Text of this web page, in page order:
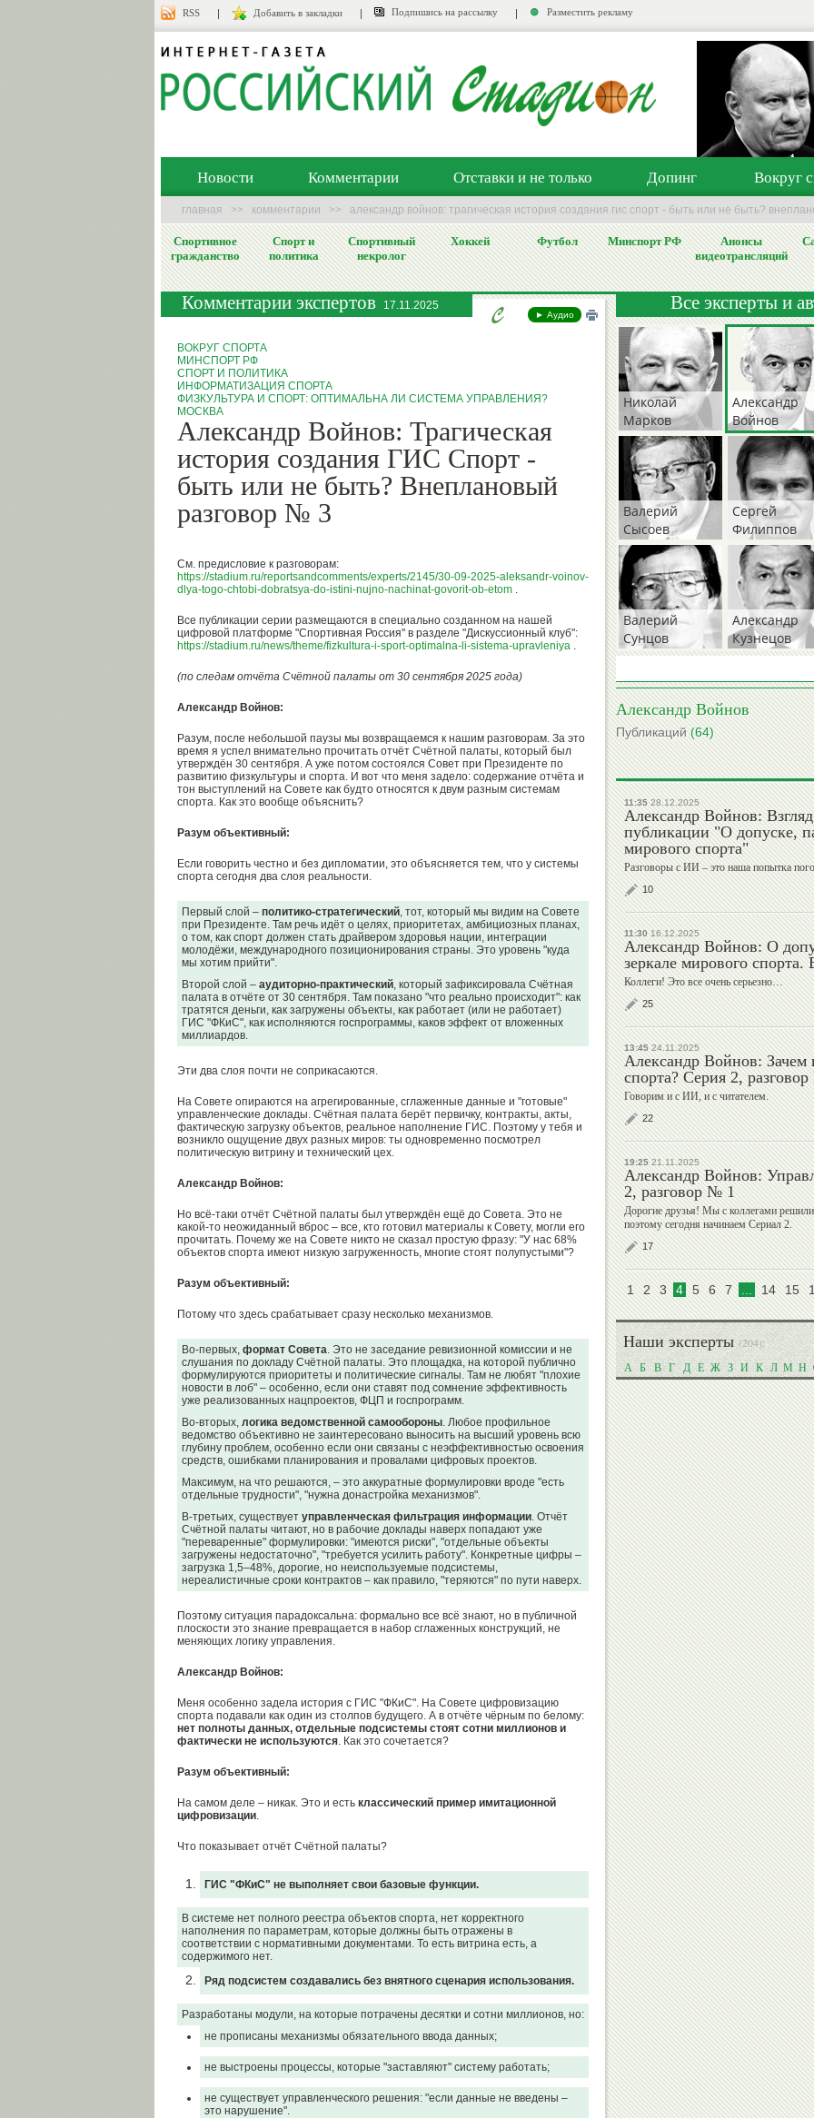
RSS Добавить в закладки Подпишись на рассылку Разместить рекламу
Новости Комментарии Отставки и не только Допинг Вокруг
главная >> комментарии >> александр войнов: трагическая история создания гис спорт - быть или не быть?
Спортивное
гражданство
Спорт и
политика
Спортивный
некролог
Хоккей Футбол Минспорт РФ
Анонсы
видеотрансляций
Комментарии экспертов 17.11.2025
► Аудио
ВОКРУГ СПОРТА
МИНСПОРТ РФ
СПОРТ И ПОЛИТИКА
ИНФОРМАТИЗАЦИЯ СПОРТА
ФИЗКУЛЬТУРА И СПОРТ: ОПТИМАЛЬНА ЛИ СИСТЕМА УПРАВЛЕНИЯ?
МОСКВА
Александр Войнов: Трагическая
история создания ГИС Спорт -
быть или не быть? Внеплановый
разговор № 3
См. предисловие к разговорам:
https://stadium.ru/reportsandcomments/experts/2145/30-09-2025-aleksandr-voinov-
dlya-togo-chtobi-dobratsya-do-istini-nujno-nachinat-govorit-ob-etom .
Все публикации серии размещаются в специально созданном на нашей
цифровой платформе "Спортивная Россия" в разделе "Дискуссионный клуб":
https://stadium.ru/news/theme/fizkultura-i-sport-optimalna-li-sistema-upravleniya .
(по следам отчёта Счётной палаты от 30 сентября 2025 года)
Александр Войнов:
Разум, после небольшой паузы мы возвращаемся к нашим разговорам. За это
время я успел внимательно прочитать отчёт Счётной палаты, который был
утверждён 30 сентября. А уже потом состоялся Совет при Президенте по
развитию физкультуры и спорта. И вот что меня задело: содержание отчёта и
тон выступлений на Совете как будто относятся к двум разным системам
спорта. Как это вообще объяснить?
Разум объективный:
Если говорить честно и без дипломатии, это объясняется тем, что у системы
спорта сегодня два слоя реальности.
Первый слой – политико-стратегический, тот, который мы видим на Совете
при Президенте. Там речь идёт о целях, приоритетах, амбициозных планах,
о том, как спорт должен стать драйвером здоровья нации, интеграции
молодёжи, международного позиционирования страны. Это уровень "куда
мы хотим прийти".
Второй слой – аудиторно-практический, который зафиксировала Счётная
палата в отчёте от 30 сентября. Там показано "что реально происходит": как
тратятся деньги, как загружены объекты, как работает (или не работает)
ГИС "ФКиС", как исполняются госпрограммы, каков эффект от вложенных
миллиардов.
Эти два слоя почти не соприкасаются.
На Совете опираются на агрегированные, сглаженные данные и "готовые"
управленческие доклады. Счётная палата берёт первичку, контракты, акты,
фактическую загрузку объектов, реальное наполнение ГИС. Поэтому у тебя и
возникло ощущение двух разных миров: ты одновременно посмотрел
политическую витрину и технический цех.
Александр Войнов:
Но всё-таки отчёт Счётной палаты был утверждён ещё до Совета. Это не
какой-то неожиданный вброс – все, кто готовил материалы к Совету, могли его
прочитать. Почему же на Совете никто не сказал простую фразу: "У нас 68%
объектов спорта имеют низкую загруженность, многие стоят полупустыми"?
Разум объективный:
Потому что здесь срабатывает сразу несколько механизмов.
Во-первых, формат Совета. Это не заседание ревизионной комиссии и не
слушания по докладу Счётной палаты. Это площадка, на которой публично
формулируются приоритеты и политические сигналы. Там не любят "плохие
новости в лоб" – особенно, если они ставят под сомнение эффективность
уже реализованных нацпроектов, ФЦП и госпрограмм.
Во-вторых, логика ведомственной самообороны. Любое профильное
ведомство объективно не заинтересовано выносить на высший уровень всю
глубину проблем, особенно если они связаны с неэффективностью освоения
средств, ошибками планирования и провалами цифровых проектов.
Максимум, на что решаются, – это аккуратные формулировки вроде "есть
отдельные трудности", "нужна донастройка механизмов".
В-третьих, существует управленческая фильтрация информации. Отчёт
Счётной палаты читают, но в рабочие доклады наверх попадают уже
"переваренные" формулировки: "имеются риски", "отдельные объекты
загружены недостаточно", "требуется усилить работу". Конкретные цифры –
загрузка 1,5–48%, дорогие, но неиспользуемые подсистемы,
нереалистичные сроки контрактов – как правило, "теряются" по пути наверх.
Поэтому ситуация парадоксальна: формально все всё знают, но в публичной
плоскости это знание превращается в набор сглаженных конструкций, не
меняющих логику управления.
Александр Войнов:
Меня особенно задела история с ГИС "ФКиС". На Совете цифровизацию
спорта подавали как один из столпов будущего. А в отчёте чёрным по белому:
нет полноты данных, отдельные подсистемы стоят сотни миллионов и
фактически не используются. Как это сочетается?
Разум объективный:
На самом деле – никак. Это и есть классический пример имитационной
цифровизации.
Что показывает отчёт Счётной палаты?
ГИС "ФКиС" не выполняет свои базовые функции.
В системе нет полного реестра объектов спорта, нет корректного
наполнения по параметрам, которые должны быть отражены в
соответствии с нормативными документами. То есть витрина есть, а
содержимого нет.
Ряд подсистем создавались без внятного сценария использования.
Разработаны модули, на которые потрачены десятки и сотни миллионов, но:
не прописаны механизмы обязательного ввода данных;
не выстроены процессы, которые "заставляют" систему работать;
не существует управленческого решения: "если данные не введены –
это нарушение".
Все эксперты и
Николай
Марков
Александр
Войнов
Валерий
Сысоев
Сергей
Филиппов
Валерий
Сунцов
Александр
Кузнецов
Михаил
Степанов
Борис
Гришин
Вячеслав
Колосков
Виктор
Коноплев
Валерий
Штейнбах
Михаил
Шлаен
Рудольф
Незвецкий
Алексей
Власенко
Дмитрий
Дубровский
Екатерина
Киселева
Георгий
Брюсов
Владимир
Гескин
Сергей
Алексеев
Игорь
Горин
Анатолий
Царик
Александр
Душанин
Николай
Спинев
Хасанби
Таов
Вадим
Иванов
Бувайсар
Сайтиев
Александр
Карелин
Николай
Попов
Денис
Аблязин
Валентина
Родионенко
Вячеслав
Фетисов
Ксения
Семенова
Александр Войнов
Публикаций(64)
11:3528.12.2025
Александр Войнов:
публикации "О допуске,
мирового спорта"
Разговоры с ИИ – это наша попытка
10
11:3016.12.2025
Александр Войнов: О
зеркале мирового
Коллеги! Это все очень серьезно…
25
13:4524.11.2025
Александр Войнов: Зачем
спорта? Серия 2,
Говорим и с ИИ, и с читателем.
22
19:2521.11.2025
Александр Войнов:
2, разговор № 1
Дорогие друзья! Мы с коллегами
поэтому сегодня начинаем Сериал 2.
17
1 2 3 4 5 6 7 14 15
Наши эксперты(204):
А Б В Г Д Е Ж З И К Л М Н